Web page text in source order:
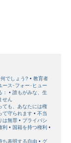
何でしょう?
教育者
ース･フォー･ヒュー
：
誰もがみな、生
せん
ても、あなたには権
て守られます
不当
は無罪
プライバシ
利
国籍を持つ権利
ち表明する自由 グ